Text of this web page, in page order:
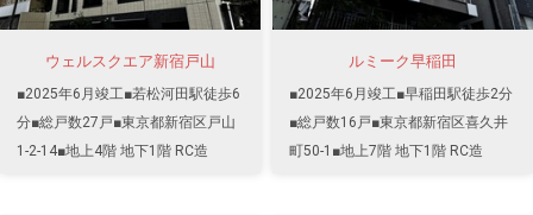
ウェルスクエア新宿戸山
■2025年6月竣工■若松河田駅徒歩6
分■総戸数27戸■東京都新宿区戸山
1-2-14■地上4階 地下1階 RC造
ルミーク早稲田
■2025年6月竣工■早稲田駅徒歩2分
■総戸数16戸■東京都新宿区喜久井
町50-1■地上7階 地下1階 RC造